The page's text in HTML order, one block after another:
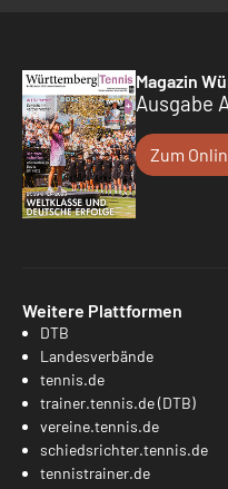
Magazin
Ausgabe
Zum
Weitere Plattformen
DTB
Landesverbände
tennis.de
trainer.tennis.de (DTB)
vereine.tennis.de
schiedsrichter.tennis.de
tennistrainer.de